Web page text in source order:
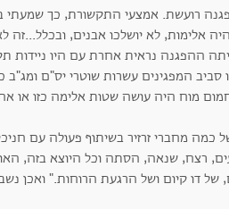
רועשת. אמצעי התקשורת, כך שמעתי
אלימות, לא יושלכו אבנים, ובכלל...זה
ההפגנה נראית אחרת עם היו
סביב המפגינים עשרות שוטרי יס"ם ומג"ב
מוח היה עושה שטות אלימה כזו או
כמה מחברי זרזיר בשיתוף פעולה עם
רצח, שנאה, הסתה וכל היוצא בזה,
של דו קיום ושל הרגעת הרוחות." ואכן